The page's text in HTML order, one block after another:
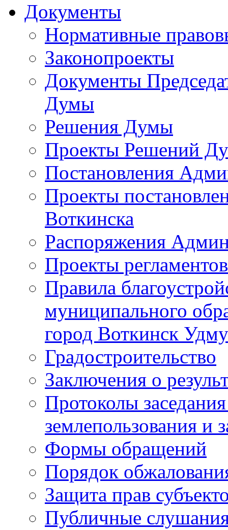
Документы
Нормативные
Законопроекты
Документы
Думы
Решения Думы
Проекты Решений
Постановления
Проекты
Воткинска
Распоряжения
Проекты
Правила
муниципального
город Воткинск
Градостроительство
Заключения о
Протоколы
землепользования и
Формы обращений
Порядок
Защита прав
Публичные